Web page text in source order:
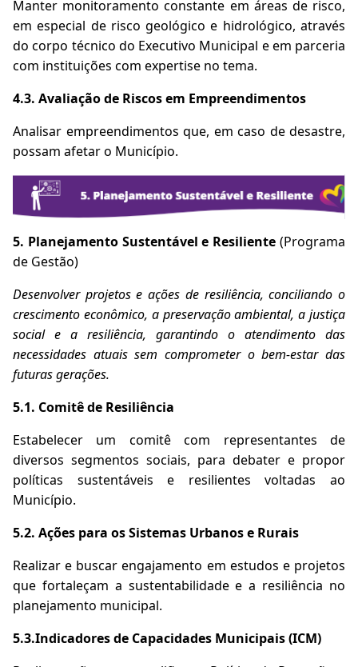
Manter monitoramento constante em áreas de risco,
em especial de risco geológico e hidrológico, através
do corpo técnico do Executivo Municipal e em parceria
com instituições com expertise no tema.
4.3. Avaliação de Riscos em Empreendimentos
Analisar empreendimentos que, em caso de desastre,
possam afetar o Município.
5. Planejamento Sustentável e Resiliente (Programa
de Gestão)
Desenvolver projetos e ações de resiliência, conciliando o
crescimento econômico, a preservação ambiental, a justiça
social e a resiliência, garantindo o atendimento das
necessidades atuais sem comprometer o bem-estar das
futuras gerações.
5.1. Comitê de Resiliência
Estabelecer um comitê com representantes de
diversos segmentos sociais, para debater e propor
políticas sustentáveis e resilientes voltadas ao
Município.
5.2. Ações para os Sistemas Urbanos e Rurais
Realizar e buscar engajamento em estudos e projetos
que fortaleçam a sustentabilidade e a resiliência no
planejamento municipal.
5.3.Indicadores de Capacidades Municipais (ICM)